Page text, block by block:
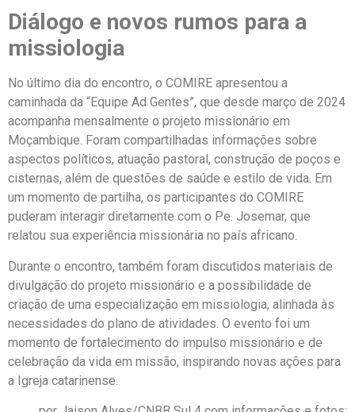
Diálogo e novos rumos para a
missiologia
No último dia do encontro, o COMIRE apresentou a
caminhada da “Equipe Ad Gentes”, que desde março de 2024
acompanha mensalmente o projeto missionário em
Moçambique. Foram compartilhadas informações sobre
aspectos políticos, atuação pastoral, construção de poços e
cisternas, além de questões de saúde e estilo de vida. Em
um momento de partilha, os participantes do COMIRE
puderam interagir diretamente com o Pe. Josemar, que
relatou sua experiência missionária no país africano.
Durante o encontro, também foram discutidos materiais de
divulgação do projeto missionário e a possibilidade de
criação de uma especialização em missiologia, alinhada às
necessidades do plano de atividades. O evento foi um
momento de fortalecimento do impulso missionário e de
celebração da vida em missão, inspirando novas ações para
a Igreja catarinense.